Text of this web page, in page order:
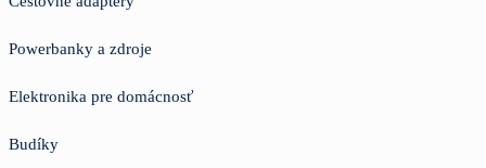
Powerbanky a zdroje
Elektronika pre domácnosť
Budíky